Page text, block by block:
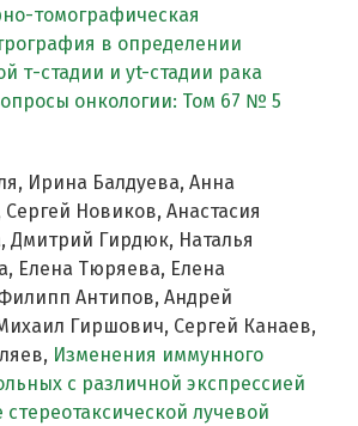
томографическая
в определении
т-стадии и yt-стадии рака
онкологии: Том 67 № 5
Ирина Балдуева, Анна
Новиков, Анастасия
Дмитрий Гирдюк, Наталья
Елена Тюряева, Елена
Антипов, Андрей
Гиршович, Сергей Канаев,
Изменения иммунного
с различной экспрессией
стереотаксической лучевой